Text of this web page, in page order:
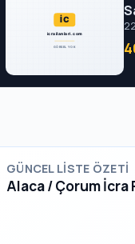
GÜNCEL LISTE ÖZETI
Alaca / Çorum İcra